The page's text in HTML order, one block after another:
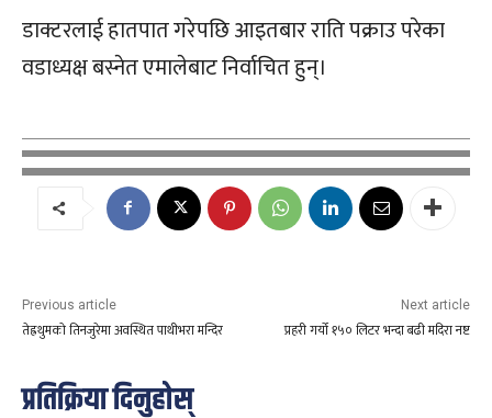
डाक्टरलाई हातपात गरेपछि आइतबार राति पक्राउ परेका
वडाध्यक्ष बस्नेत एमालेबाट निर्वाचित हुन्।
Previous article
तेह्रथुमको तिनजुरेमा अवस्थित पाथीभरा मन्दिर
Next article
प्रहरी गर्यो १५० लिटर भन्दा बढी मदिरा नष्ट
प्रतिक्रिया दिनुहोस्